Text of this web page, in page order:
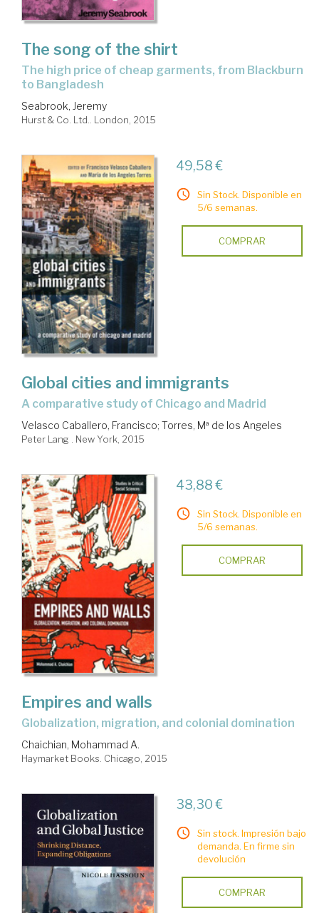
The song of the shirt
the high price of cheap garments, from Blackburn
to Bangladesh
Seabrook, Jeremy
Hurst & Co. Ltd.. London, 2015
49,58 €
Sin Stock. Disponible en
5/6 semanas.
COMPRAR
Global cities and immigrants
a comparative study of Chicago and Madrid
Velasco Caballero, Francisco; Torres, Mª de los Angeles
Peter Lang . New York, 2015
43,88 €
Sin Stock. Disponible en
5/6 semanas.
COMPRAR
Empires and walls
globalization, migration, and colonial domination
Chaichian, Mohammad A.
Haymarket Books. Chicago, 2015
38,30 €
Sin stock. Impresión bajo
demanda. En firme sin
devolución
COMPRAR